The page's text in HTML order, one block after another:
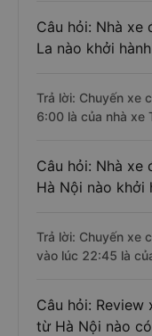
Câu hỏi: Nhà xe
La nào khởi
Trả lời: Chuyến xe
6:00 là của nhà xe
Câu hỏi: Nhà xe
Hà Nội nào khởi
Trả lời: Chuyến xe
vào lúc 22:45 là
Câu hỏi: Review
từ Hà Nội nào